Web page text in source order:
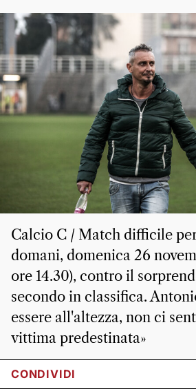
Calcio C / Match difficile
domani, domenica 26
ore 14.30), contro il
secondo in classifica.
essere all'altezza, non ci
vittima predestinata»
CONDIVIDI